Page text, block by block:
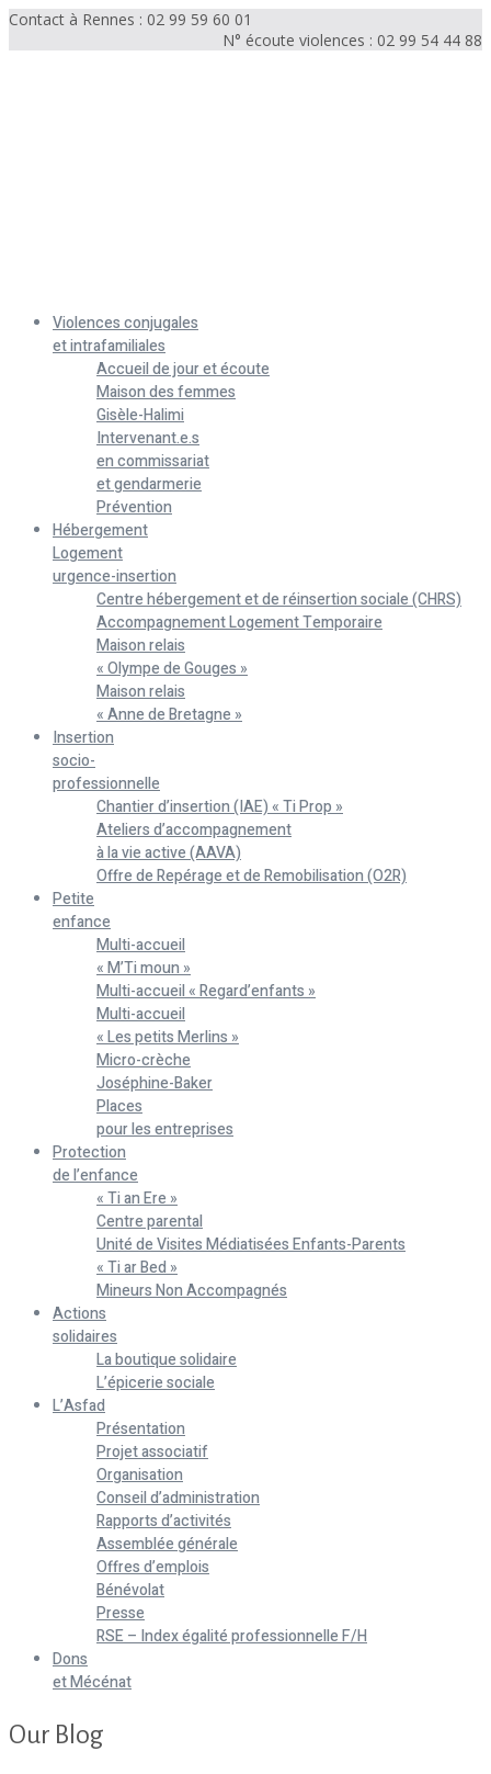
Contact à Rennes : 02 99 59 60 01
N° écoute violences : 02 99 54 44 88
Violences conjugales
et intrafamiliales
Accueil de jour et écoute
Maison des femmes
Gisèle-Halimi
Intervenant.e.s
en commissariat
et gendarmerie
Prévention
Hébergement
Logement
urgence-insertion
Centre hébergement et de réinsertion sociale (CHRS)
Accompagnement Logement Temporaire
Maison relais
« Olympe de Gouges »
Maison relais
« Anne de Bretagne »
Insertion
socio-
professionnelle
Chantier d’insertion (IAE) « Ti Prop »
Ateliers d’accompagnement
à la vie active (AAVA)
Offre de Repérage et de Remobilisation (O2R)
Petite
enfance
Multi-accueil
« M’Ti moun »
Multi-accueil « Regard’enfants »
Multi-accueil
« Les petits Merlins »
Micro-crèche
Joséphine-Baker
Places
pour les entreprises
Protection
de l’enfance
« Ti an Ere »
Centre parental
Unité de Visites Médiatisées Enfants-Parents
« Ti ar Bed »
Mineurs Non Accompagnés
Actions
solidaires
La boutique solidaire
L’épicerie sociale
L’Asfad
Présentation
Projet associatif
Organisation
Conseil d’administration
Rapports d’activités
Assemblée générale
Offres d’emplois
Bénévolat
Presse
RSE – Index égalité professionnelle F/H
Dons
et Mécénat
Our Blog